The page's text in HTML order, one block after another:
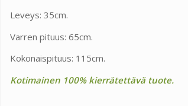
Leveys: 35cm.
Varren pituus: 65cm.
Kokonaispituus: 115cm.
Kotimainen 100% kierrätettävä tuote.